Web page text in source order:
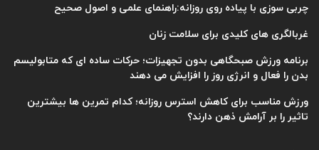
چربی سوزی با پیاده روی روزانه:راهنمای علمی و اصول صحیح
غربالگری های کلیدی برای سلامت زنان
برنامه ورزش صبحگاهی بدون تجهیزات؛ حرکات ساده ای که متابولیسم
بدن را فعال و انرژی روز را افزایش می دهند
ورزش مناسب برای کاهش استرس روزانه؛ کدام تمرین ها بیشترین
تاثیر را بر آرامش ذهن دارند؟